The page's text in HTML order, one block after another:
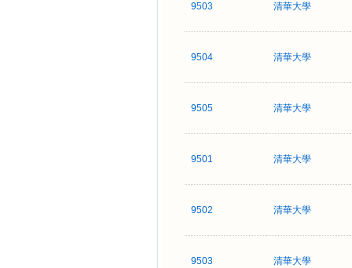
9503 清華大學
9504 清華大學
9505 清華大學
9501 清華大學
9502 清華大學
9503 清華大學